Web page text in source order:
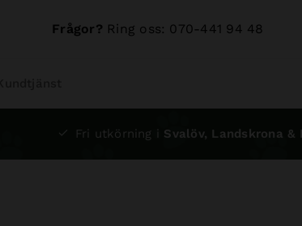
Frågor? Ring oss: 070-441 94 48
Fri utkörning i Svalöv, Landskrona &